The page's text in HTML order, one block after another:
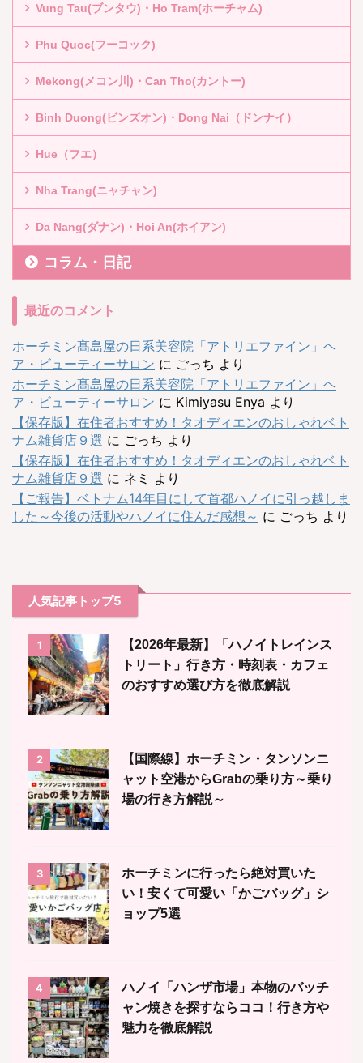
Vung Tau(ブンタウ)・Ho Tram(ホーチャム)
Phu Quoc(フーコック)
Mekong(メコン川)・Can Tho(カントー)
Binh Duong(ビンズオン)・Dong Nai（ドンナイ）
Hue（フエ）
Nha Trang(ニャチャン)
Da Nang(ダナン)・Hoi An(ホイアン)
コラム・日記
最近のコメント
ホーチミン髙島屋の日系美容院「アトリエファイン」ヘ
ア・ビューティーサロン に ごっち より
ホーチミン髙島屋の日系美容院「アトリエファイン」ヘ
ア・ビューティーサロン に Kimiyasu Enya より
【保存版】在住者おすすめ！タオディエンのおしゃれベト
ナム雑貨店９選 に ごっち より
【保存版】在住者おすすめ！タオディエンのおしゃれベト
ナム雑貨店９選 に ネミ より
【ご報告】ベトナム14年目にして首都ハノイに引っ越しま
した～今後の活動やハノイに住んだ感想～ に ごっち より
人気記事トップ5
1
【2026年最新】「ハノイトレインス
トリート」行き方・時刻表・カフェ
のおすすめ選び方を徹底解説
2
【国際線】ホーチミン・タンソンニ
ャット空港からGrabの乗り方～乗り
場の行き方解説～
3
ホーチミンに行ったら絶対買いた
い！安くて可愛い「かごバッグ」シ
ョップ5選
4
ハノイ「ハンザ市場」本物のバッチ
ャン焼きを探すならココ！行き方や
魅力を徹底解説